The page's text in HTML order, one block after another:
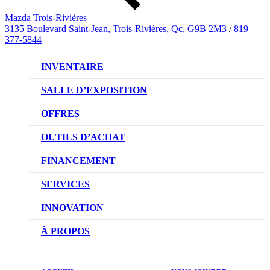
Mazda Trois-Rivières
3135 Boulevard Saint-Jean, Trois-Rivières, Qc, G9B 2M3 / 819
377-5844
INVENTAIRE
VÉHICULES NEUFS
VÉHICULES D’OCCASION
SALLE D’EXPOSITION
OFFRES
OFFRES DU CONCESSIONNAIRE
OUTILS D’ACHAT
CONFIGUREZ VOTRE VÉHICULE
RÉSERVEZ UN ESSAI ROUTIER
DEMANDEZ UN PRIX
FINANCEMENT
NOTRE DIFFÉRENCE
DEMANDE DE CRÉDIT AUTO
SERVICES
NOTRE PROMESSE
PRENDRE UN RENDEZ-VOUS
INNOVATION
TECHNOLOGIE SKYACTIV
À PROPOS